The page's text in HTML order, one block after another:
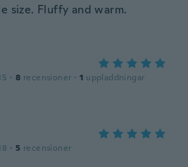
size. Fluffy and warm.
· 8 recensioner · 1 uppladdningar
· 5 recensioner